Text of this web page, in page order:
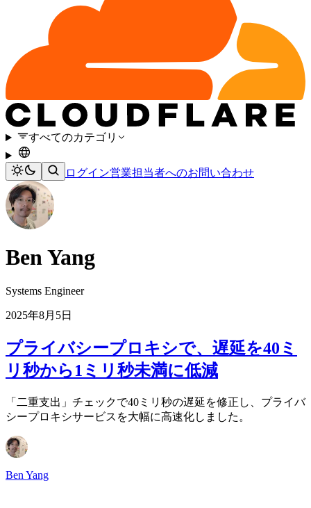
すべてのカテゴリ
ログイン営業担当者へのお問い合わせ
Ben Yang
Systems Engineer
2025年8月5日
プライバシープロキシで、遅延を40ミ
リ秒から1ミリ秒未満に低減
「二重支出」チェックで40ミリ秒の遅延を修正し、プライバ
シープロキシサービスを大幅に高速化しました。
Ben Yang